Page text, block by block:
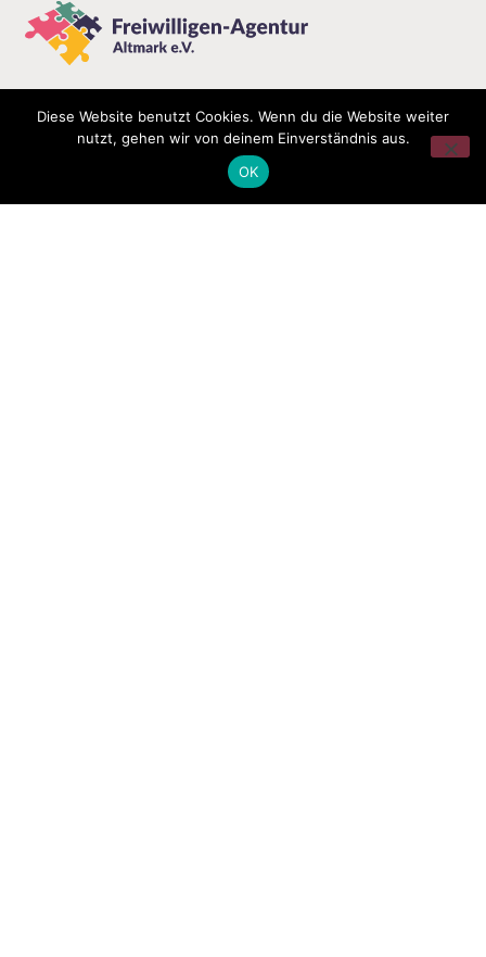
Diese Website benutzt Cookies. Wenn du die Website weiter
nutzt, gehen wir von deinem Einverständnis aus.
OK